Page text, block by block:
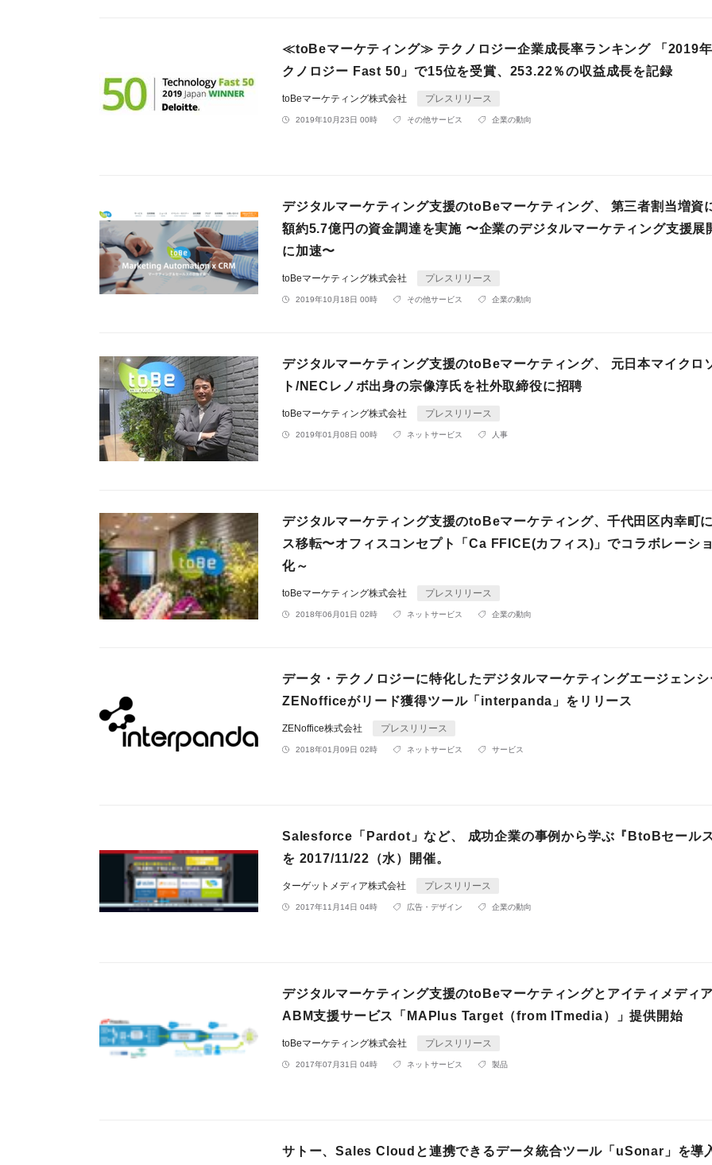
≪toBeマーケティング≫ テクノロジー企業成長率ランキング 「2019
クノロジー Fast 50」で15位を受賞、253.22％の収益成長を記録
toBeマーケティング株式会社 プレスリリース
2019年10月23日 00時 その他サービス 企業の動向
デジタルマーケティング支援のtoBeマーケティング、 第三者割当増資
額約5.7億円の資金調達を実施 〜企業のデジタルマーケティング支援展
に加速〜
toBeマーケティング株式会社 プレスリリース
2019年10月18日 00時 その他サービス 企業の動向
デジタルマーケティング支援のtoBeマーケティング、 元日本マイクロ
ト/NECレノボ出身の宗像淳氏を社外取締役に招聘
toBeマーケティング株式会社 プレスリリース
2019年01月08日 00時 ネットサービス 人事
デジタルマーケティング支援のtoBeマーケティング、千代田区内幸町
ス移転〜オフィスコンセプト「Ca FFICE(カフィス)」でコラボレーシ
化～
toBeマーケティング株式会社 プレスリリース
2018年06月01日 02時 ネットサービス 企業の動向
データ・テクノロジーに特化したデジタルマーケティングエージェンシ
ZENofficeがリード獲得ツール「interpanda」をリリース
ZENoffice株式会社 プレスリリース
2018年01月09日 02時 ネットサービス サービス
Salesforce「Pardot」など、 成功企業の事例から学ぶ『BtoBセールス
を 2017/11/22（水）開催。
ターゲットメディア株式会社 プレスリリース
2017年11月14日 04時 広告・デザイン 企業の動向
デジタルマーケティング支援のtoBeマーケティングとアイティメディア
ABM支援サービス「MAPlus Target（from ITmedia）」提供開始
toBeマーケティング株式会社 プレスリリース
2017年07月31日 04時 ネットサービス 製品
サトー、Sales Cloudと連携できるデータ統合ツール「uSonar」を導